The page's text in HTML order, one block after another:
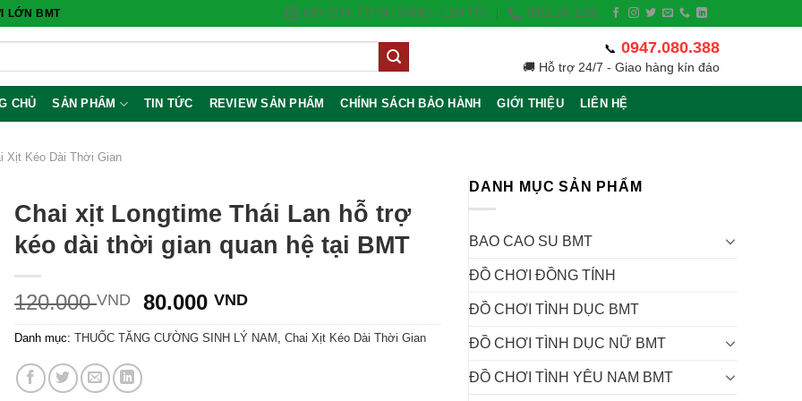
LỚN BMT MỞ CỬA TỪ 8H SÁNG - 12H TỐI 0911.24.1100
📞 0947.080.388
🚚 Hỗ trợ 24/7 - Giao hàng kín đáo
CHỦ SẢN PHẨM TIN TỨC REVIEW SẢN PHẨM CHÍNH SÁCH BẢO HÀNH GIỚI THIỆU LIÊN HỆ
Xịt Kéo Dài Thời Gian
DANH MỤC SẢN PHẨM
BAO CAO SU BMT
ĐỒ CHƠI ĐỒNG TÍNH
ĐỒ CHƠI TÌNH DỤC BMT
ĐỒ CHƠI TÌNH DỤC NỮ BMT
ĐỒ CHƠI TÌNH YÊU NAM BMT
Chai xịt Longtime Thái Lan hỗ trợ
kéo dài thời gian quan hệ tại BMT
120.000VND
Giá
gốc
là:
80.000VNDGiá
hiện
tại
Danh mục:THUỐC TĂNG CƯỜNG SINH LÝ NAM ,Chai Xịt Kéo Dài Thời Gian